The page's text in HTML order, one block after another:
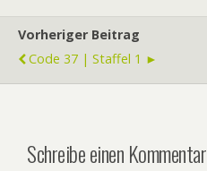
Vorheriger Beitrag
Code 37 | Staffel 1 ►
Schreibe einen Kommentar